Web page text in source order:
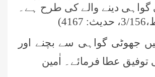
گواہی دینے والے کی طرح ہے۔
جھوٹی گواہی سے بچنے اور
توفیق عطا فرمائے۔ اٰمین